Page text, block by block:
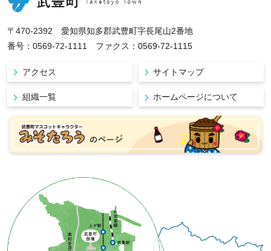
〒470-2392 愛知県知多郡武豊町字長尾山2番地
番号：0569-72-1111 ファクス：0569-72-1115
アクセス サイトマップ
組織一覧 ホームページについて